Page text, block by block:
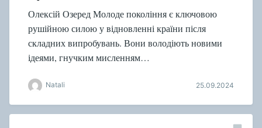
Олексій Озеред Молоде покоління є ключовою
рушійною силою у відновленні країни після
складних випробувань. Вони володіють новими
ідеями, гнучким мисленням…
Natali 25.09.2024